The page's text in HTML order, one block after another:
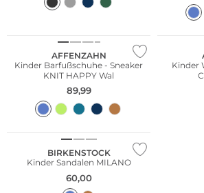
Nachhaltig
AFFENZAHN
Kinder Barfußschuhe - Sneaker
KNIT HAPPY Wal
89,99
Nachhaltig
Nur Online
Kinder
BIRKENSTOCK
Kinder Sandalen MILANO
60,00